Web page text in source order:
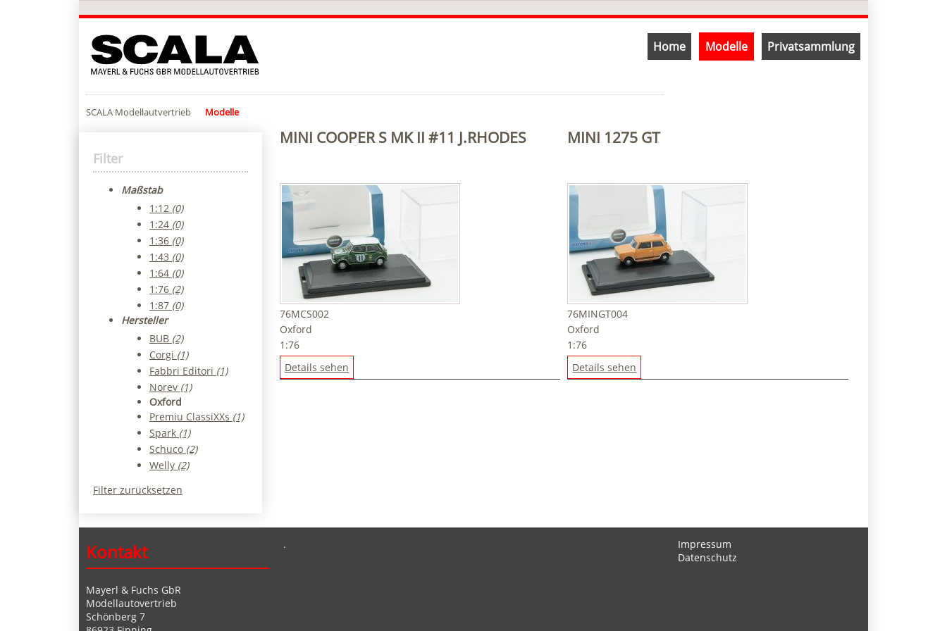
Navigation
überspringen
Home Modelle Privatsammlung
SCALA Modellautvertrieb Modelle
MINI COOPER S MK II #11 J.RHODES
76MCS002
Oxford
1:76
Details sehen
MINI 1275 GT
76MINGT004
Oxford
1:76
Details sehen
Filter
Maßstab
1:12 (0)
1:24 (0)
1:36 (0)
1:43 (0)
1:64 (0)
1:76 (2)
1:87 (0)
Hersteller
BUB (2)
Corgi (1)
Fabbri Editori (1)
Norev (1)
Oxford
Premiu ClassiXXs (1)
Spark (1)
Schuco (2)
Welly (2)
Filter zurücksetzen
Kontakt
Mayerl & Fuchs GbR
Modellautovertrieb
Schönberg 7
.
Impressum
Datenschutz